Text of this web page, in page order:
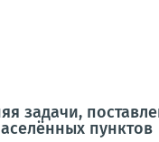
задачи,
пунктов